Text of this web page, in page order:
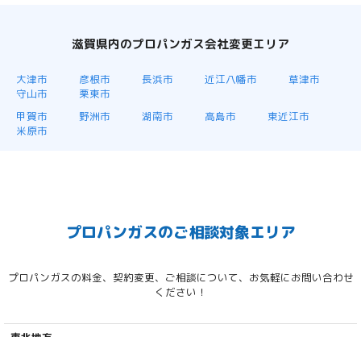
滋賀県内のプロパンガス会社変更エリア
大津市 彦根市 長浜市 近江八幡市
草津市
守山市
栗東市
甲賀市
野洲市 湖南市 高島市
東近江市
米原市
プロパンガスのご相談対象エリア
プロパンガスの料金、契約変更、ご相談について、お気軽にお問い合わせ
ください！